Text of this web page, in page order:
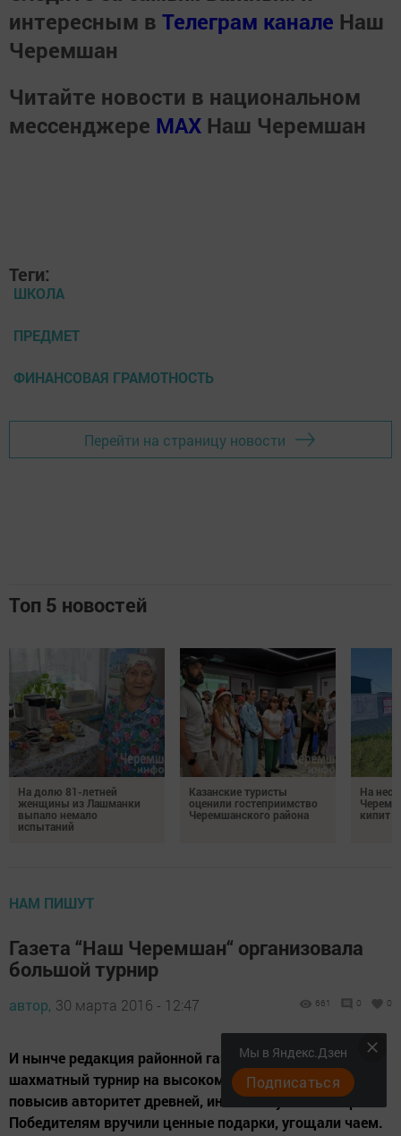
интересным в Телеграм канале Наш
Черемшан
Читайте новости в национальном
мессенджере MАХ Наш Черемшан
Теги:
ШКОЛА
ПРЕДМЕТ
ФИНАНСОВАЯ ГРАМОТНОСТЬ
Перейти на страницу новости
Топ 5 новостей
На долю 81-летней
женщины из Лашманки
выпало немало
испытаний
Казанские туристы
оценили гостеприимство
Черемшанского района
На
кипит
НАМ ПИШУТ
Газета “Наш Черемшан“ организовала
большой турнир
автор, 30 марта 2016 - 12:47 661 0 0
И нынче редакция районной газеты организовала
шахматный турнир на высоком уровне, еще более
повысив авторитет древней, интеллектуальной игры.
Победителям вручили ценные подарки, угощали чаем.
Мы в Яндекс.Дзен
Подписаться